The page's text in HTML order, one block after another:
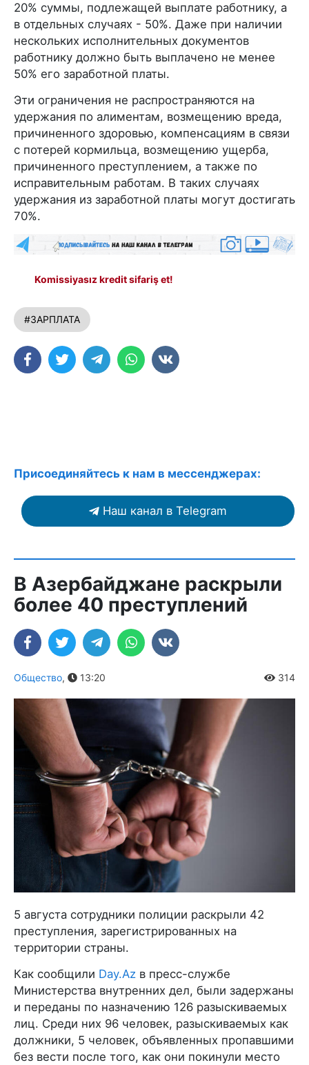
20% суммы, подлежащей выплате работнику, а
в отдельных случаях - 50%. Даже при наличии
нескольких исполнительных документов
работнику должно быть выплачено не менее
50% его заработной платы.
Эти ограничения не распространяются на
удержания по алиментам, возмещению вреда,
причиненного здоровью, компенсациям в связи
с потерей кормильца, возмещению ущерба,
причиненного преступлением, а также по
исправительным работам. В таких случаях
удержания из заработной платы могут достигать
70%.
Komissiyasız kredit sifariş et!
#ЗАРПЛАТА
Присоединяйтесь к нам в мессенджерах:
Наш канал в Telegram
В Азербайджане раскрыли
более 40 преступлений
Общество, 13:20 314
5 августа сотрудники полиции раскрыли 42
преступления, зарегистрированных на
территории страны.
Как сообщили Day.Az в пресс-службе
Министерства внутренних дел, были задержаны
и переданы по назначению 126 разыскиваемых
лиц. Среди них 96 человек, разыскиваемых как
должники, 5 человек, объявленных пропавшими
без вести после того, как они покинули место